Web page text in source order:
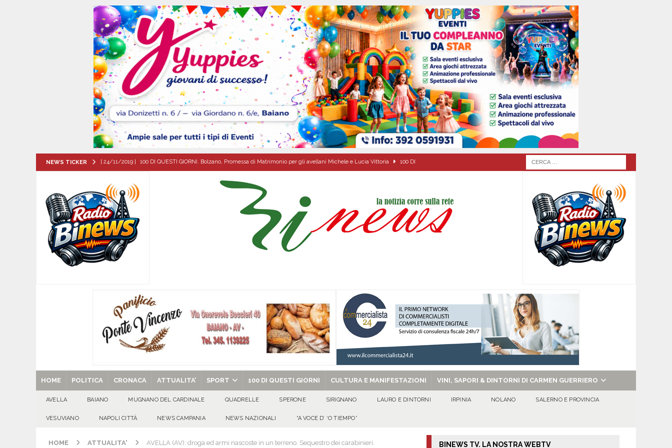
NEWS TICKER [ 24/11/2019 ] 100 DI QUESTI GIORNI. Bolzano, Promessa di Matrimonio per gli avellani Michele e Lucia Vittoria 100 DI
[ 06/08/2026 ] Mugnano, torna “Una Voce per Santa Filomena”: il racconto di una devozione che unisce un’intera comunità
ATTUALITA'
[ 06/08/2026 ] Baiano festeggia i 90 anni del Prof. Dott. Salvatore Vasco: un traguardo speciale circondato dall’affetto della
famiglia.
[ 06/08/2026 ]
[ 06/08/2026 ] SANT’Oggi. Giovedì 6 agosto si celebra la Trasfigurazione del Signore e sant’Ormisda EVIDENZA
[ 29/08/2025 ] SANT’Oggi. Venerdì 29 agosto la chiesa celebra il Martirio di san Giovanni Battista e santa Sabina EVIDENZA
HOME POLITICA CRONACA ATTUALITA’ SPORT 100 DI QUESTI GIORNI CULTURA E MANIFESTAZIONI VINI, SAPORI & DINTORNI DI CARMEN GUERRIERO
AVELLA BAIANO MUGNANO DEL CARDINALE QUADRELLE SPERONE SIRIGNANO LAURO E DINTORNI IRPINIA NOLANO SALERNO E PROVINCIA
VESUVIANO NAPOLI CITTÀ NEWS CAMPANIA NEWS NAZIONALI “A VOCE D’ ‘O TIEMPO”
HOME ATTUALITA' AVELLA (AV): droga ed armi nascoste in un terreno. Sequestro dei carabinieri. BINEWS TV. LA NOSTRA WEBTV